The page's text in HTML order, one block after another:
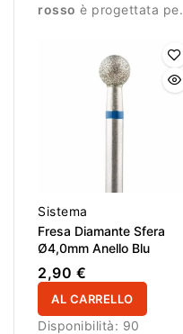
rosso è progettata per
manicure.
Sistema
Fresa Diamante Sfera
Ø4,0mm Anello Blu
2,90 €
AL CARRELLO
Disponibilità: 90